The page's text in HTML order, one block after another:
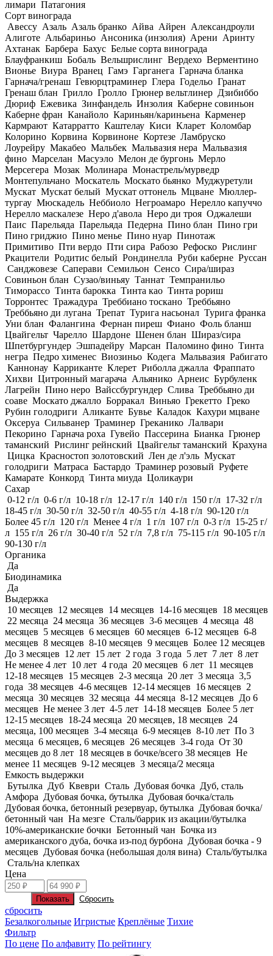
лимари Патагония
Сорт винограда
Авессу Азаль Азаль бранко Айва Айрен Александроули
Алиготе Альбариньо Ансоника (инзолия) Арени Аринту
Ахтанак Барбера Бахус Белые сорта винограда
Блауфранкиш Бобаль Вельшрислинг Вердехо Верментино
Вионье Виура Вранец Гамэ Гарганега Гарнача бланка
Гарнача/гренаш Гевюрцтраминер Глера Годельо Гранат
Гренаш блан Грилло Гролло Грюнер вельтлинер Дзибиббо
Дюриф Ежевика Зинфандель Инзолия Каберне совиньон
Каберне фран Канайоло Кариньян/кариньена Карменер
Кармрают Катарратто Каштелау Киси Кларет Коломбар
Колорино Корвина Корвиноне Кортезе Ламбруско
Лоурейру Макабео Мальбек Мальвазия нера Мальвазия
фино Марселан Масуэло Мелон де бургонь Мерло
Мерсегера Мозак Молинара Монастрель/мурведр
Монтепульчано Москатель Москато бьянко Муджуретули
Мускат Мускат белый Мускат оттонель Мцване Мюллер-
тургау Мюскадель Неббиоло Негроамаро Нерелло капуччо
Нерелло маскалезе Неро д'авола Неро ди троя Оджалеши
Паис Парельяда Парельяда Педерна Пино блан Пино гри
Пино гриджио Пино менье Пино нуар Пинотаж
Примитиво Пти вердо Пти сира Рабозо Рефоско Рислинг
Ркацители Родитис белый Рондинелла Руби каберне Руссан
Санджовезе Саперави Семильон Сенсо Сира/шираз
Совиньон блан Сузао/виньяу Таннат Темпранильо
Тиморассо Тинта барокка Тинта као Тинта рориш
Торронтес Тражадура Треббиано тоскано Треббьяно
Треббьяно ди лугана Трепат Турига насьонал Турига франка
Уни блан Фалангина Фернан пиреш Фиано Фоль бланш
Цвайгельт Чарелло Шардоне Шенен блан Шираз/сира
Шпетбургундер Эшпадейру Марсан Паломино фино Тинта
негра Педро хименес Виозиньо Кодега Мальвазия Рабигато
Каннонау Карриканте Клерет Риболла джалла Фраппато
Хихви Цитронный магарача Альянико Арнеис Бурбуленк
Лагрейн Пино неро Вайссбургундер Слива Треббьяно ди
соаве Москато джалло Борракал Виньяо Грекетто Греко
Рубин голодриги Аликанте Бувье Каладок Кахури мцване
Оксеруа Сильванер Траминер Греканико Лалвари
Пекорино Гарнача роха Гувейо Пассерина Бианка Грюнер
таманский Рислинг рейнский Цвайгельт таманский Крахуна
Цицка Красностоп золотовский Лен де л'эль Мускат
голодриги Матраса Бастардо Траминер розовый Руфете
Камарате Конкорд Тинта миуда Цоликаури
Сахар
0-12 г/л 0-6 г/л 10-18 г/л 12-17 г/л 140 г/л 150 г/л 17-32 г/л
18-45 г/л 30-50 г/л 32-50 г/л 40-55 г/л 4-18 г/л 90-120 г/л
Более 45 г/л 120 г/л Менее 4 г/л 1 г/л 107 г/л 0-3 г/л 15-25 г/
л 155 г/л 26 г/л 30-40 г/л 52 г/л 7,8 г/л 75-115 г/л 90-105 г/л
90-130 г/л
Органика
Да
Биодинамика
Да
Выдержка
10 месяцев 12 месяцев 14 месяцев 14-16 месяцев 18 месяцев
22 месяца 24 месяца 36 месяцев 3-6 месяцев 4 месяца 48
месяцев 5 месяцев 6 месяцев 60 месяцев 6-12 месяцев 6-8
месяцев 8 месяцев 8-10 месяцев 9 месяцев Более 12 месяцев
До 3 месяцев 12 лет 15 лет 2 года 3 года 5 лет 7 лет 8 лет
Не менее 4 лет 10 лет 4 года 20 месяцев 6 лет 11 месяцев
12-18 месяцев 15 месяцев 2-3 месяца 20 лет 3 месяца 3,5
года 38 месяцев 4-6 месяцев 12-14 месяцев 16 месяцев 2
месяца 30 месяцев 32 месяца 44 месяца 8-12 месяцев До 6
месяцев Не менее 3 лет 4-5 лет 14-18 месяцев Более 5 лет
12-15 месяцев 18-24 месяца 20 месяцев, 18 месяцев 24
месяца, 100 месяцев 3-4 месяца 6-9 месяцев 8-10 лет По 3
месяца 6 месяцев, 6 месяцев 26 месяцев 3-4 года От 30
месяцев до 8 лет 18 месяцев в бочке/всего 38 месяцев Не
менее 11 месяцев 9-12 месяцев 3 месяца/2 месяца
Емкость выдержки
Бутылка Дуб Квеври Сталь Дубовая бочка Дуб, сталь
Амфора Дубовая бочка, бутылка Дубовая бочка/сталь
Дубовая бочка, бетонный резервуар, бутылка Дубовая бочка/
бетонный чан На мезге Сталь/баррик из акации/бутылка
10%-американские бочки Бетонный чан Бочка из
американского дуба, бочка из-под бурбона Дубовая бочка - 9
месяцев Дубовая бочка (небольшая доля вина) Сталь/бутылка
Сталь/на клепках
Цена
сбросить
Безалкогольные Игристые Креплёные Тихие
Фильтр
По цене По алфавиту По рейтингу